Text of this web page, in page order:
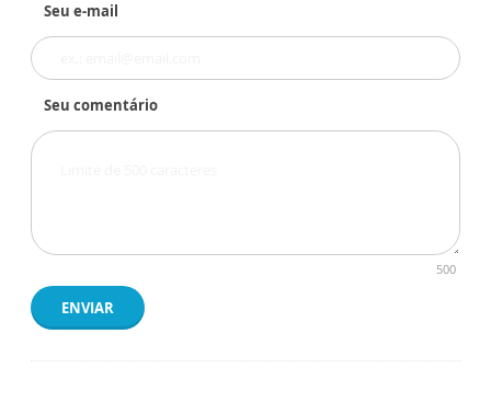
Seu e-mail
Seu comentário
500
ENVIAR